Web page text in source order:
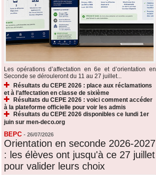
Les opérations d’affectation en 6e et d’orientation en
Seconde se dérouleront du 11 au 27 juillet...
Résultats du CEPE 2026 : place aux réclamations
et à l’affectation en classe de sixième
Résultats du CEPE 2026 : voici comment accéder
à la plateforme officielle pour voir les admis
Résultats du CEPE 2026 disponibles ce lundi 1er
juin sur men-deco.org
BEPC - 26/07/2026
Orientation en seconde 2026-2027
: les élèves ont jusqu'à ce 27 juillet
pour valider leurs choix